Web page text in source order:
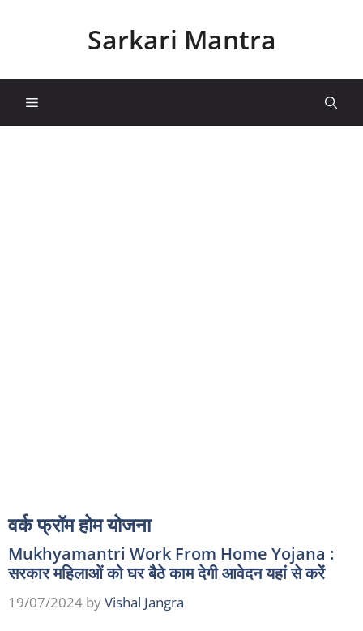
Sarkari Mantra
Menu
वर्क फ्रॉम होम योजना
Mukhyamantri Work From Home Yojana :
सरकार महिलाओं को घर बैठे काम देगी आवेदन यहां से करें
19/07/2024 byVishal Jangra